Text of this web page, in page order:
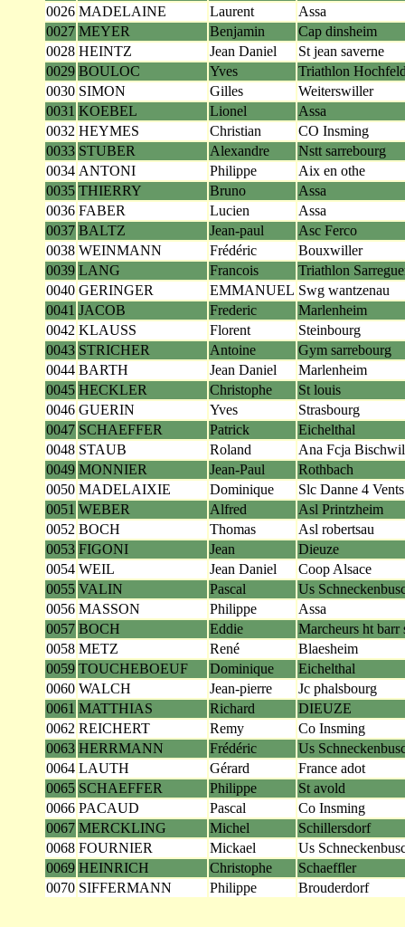
0026 MADELAINE Laurent
Assa
0027 MEYER Benjamin
Cap dinsheim
0028 HEINTZ Jean Daniel
St jean saverne
0029 BOULOC Yves
Triathlon
0030 SIMON Gilles
Weiterswiller
0031 KOEBEL Lionel
Assa
0032 HEYMES Christian
CO Insming
0033 STUBER Alexandre
Nstt sarrebourg
0034 ANTONI Philippe
Aix en othe
0035 THIERRY Bruno
Assa
0036 FABER Lucien
Assa
0037 BALTZ Jean-paul
Asc Ferco
0038 WEINMANN Frédéric
Bouxwiller
0039 LANG Francois
Triathlon
0040 GERINGER EMMANUEL Swg wantzenau
0041 JACOB Frederic
Marlenheim
0042 KLAUSS Florent
Steinbourg
0043 STRICHER Antoine
Gym sarrebourg
0044 BARTH Jean Daniel
Marlenheim
0045 HECKLER Christophe
St louis
0046 GUERIN Yves
Strasbourg
0047 SCHAEFFER Patrick
Eichelthal
0048 STAUB Roland
Ana Fcja
0049 MONNIER Jean-Paul
Rothbach
0050 MADELAIXIE Dominique
Slc Danne 4 Vents
0051 WEBER Alfred
Asl Printzheim
0052 BOCH Thomas
Asl robertsau
0053 FIGONI Jean
Dieuze
0054 WEIL Jean Daniel
Coop Alsace
0055 VALIN Pascal
Us
0056 MASSON Philippe
Assa
0057 BOCH Eddie
Marcheurs ht barr
0058 METZ René
Blaesheim
0059 TOUCHEBOEUF Dominique
Eichelthal
0060 WALCH Jean-pierre
Jc phalsbourg
0061 MATTHIAS Richard
DIEUZE
0062 REICHERT Remy
Co Insming
0063 HERRMANN Frédéric
Us
0064 LAUTH Gérard
France adot
0065 SCHAEFFER Philippe
St avold
0066 PACAUD Pascal
Co Insming
0067 MERCKLING Michel
Schillersdorf
0068 FOURNIER Mickael
Us
0069 HEINRICH Christophe
Schaeffler
0070 SIFFERMANN Philippe Brouderdorf